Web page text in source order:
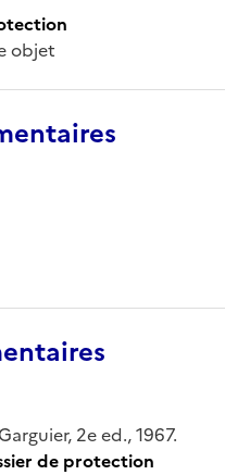
objet
2e ed., 1967.
de protection